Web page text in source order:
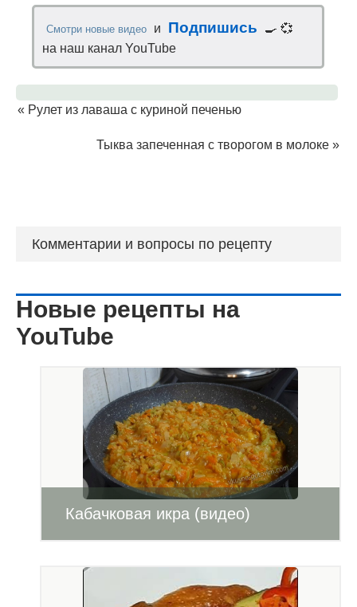
Смотри новые видео и Подпишись
🍳 💞
на наш канал YouTube
« Рулет из лаваша с куриной печенью
Тыква запеченная с творогом в молоке »
Комментарии и вопросы по рецепту
Новые рецепты на
YouTube
Кабачковая икра (видео)